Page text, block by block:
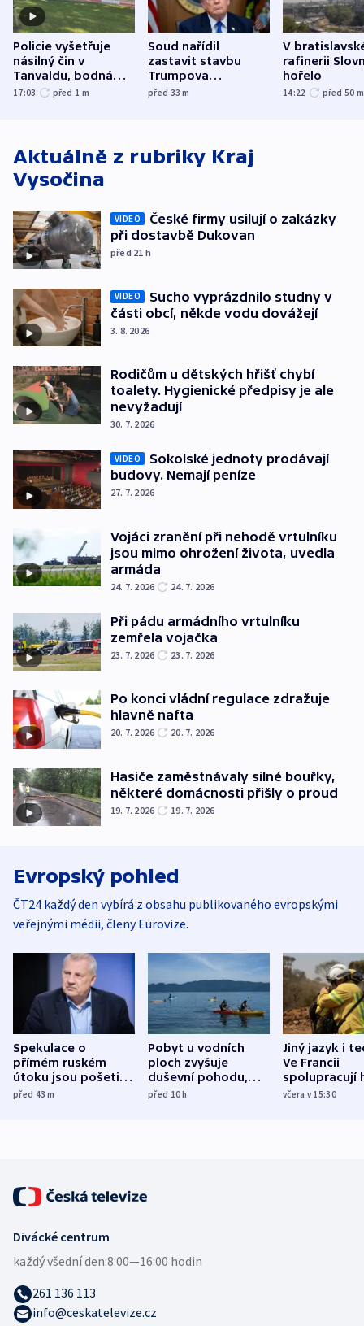
Policie vyšetřuje
násilný čin v
Tanvaldu, bodná
zranění při něm
17:03 před 1 m
Soud nařídil
zastavit stavbu
Trumpova
tanečního sálu
před 33m
V
rafinerii
hořelo
14:22 před 50 m
Aktuálně z rubriky Kraj
Vysočina
VIDEO
České firmy usilují o zakázky
při dostavbě Dukovan
před 21 h
VIDEO
Sucho vyprázdnilo studny v
části obcí, někde vodu dovážejí
3. 8. 2026
Rodičům u dětských hřišť chybí
toalety. Hygienické předpisy je ale
nevyžadují
30. 7. 2026
VIDEO
Sokolské jednoty prodávají
budovy. Nemají peníze
27. 7. 2026
Vojáci zranění při nehodě vrtulníku
jsou mimo ohrožení života, uvedla
armáda
24. 7. 2026 24. 7. 2026
Při pádu armádního vrtulníku
zemřela vojačka
23. 7. 2026 23. 7. 2026
Po konci vládní regulace zdražuje
hlavně nafta
20. 7. 2026 20. 7. 2026
Hasiče zaměstnávaly silné bouřky,
některé domácnosti přišly o proud
19. 7. 2026 19. 7. 2026
Evropský pohled
ČT24 každý den vybírá z obsahu publikovaného evropskými
veřejnými médii, členy Eurovize.
Spekulace o
přímém ruském
útoku jsou pošetilé,
míní estonský
před 43m
Pobyt u vodních
ploch zvyšuje
duševní pohodu,
ukázala
před 10h
Jiný jazyk i
Ve Francii
spolupracují
různých zemí
včera v 15:30
Divácké centrum
každý všední den:8:00—16:00 hodin
261 136 113
info@ceskatelevize.cz